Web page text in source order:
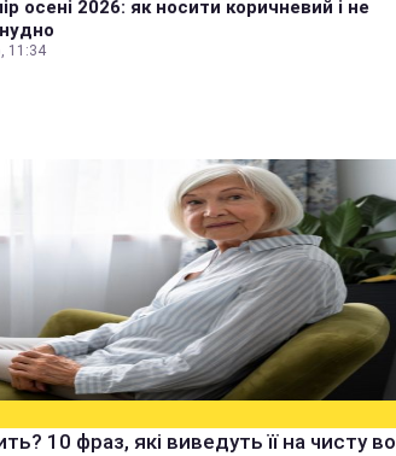
осені 2026: як носити коричневий і не
11:34
10 фраз, які виведуть її на чисту